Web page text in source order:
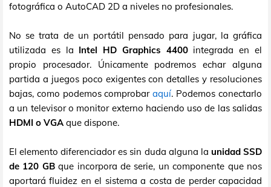
fotográfica o AutoCAD 2D a niveles no profesionales.
No se trata de un portátil pensado para jugar, la gráfica
utilizada es la Intel HD Graphics 4400integrada en el
propio procesador. Únicamente podremos echar alguna
partida a juegos poco exigentes con detalles y resoluciones
bajas, como podemos comprobaraquí. Podemos conectarlo
a un televisor o monitor externo haciendo uso de las salidas
HDMI o VGA que dispone.
El elemento diferenciador es sin duda alguna la unidad SSD
de 120 GBque incorpora de serie, un componente que nos
aportará fluidez en el sistema a costa de perder capacidad